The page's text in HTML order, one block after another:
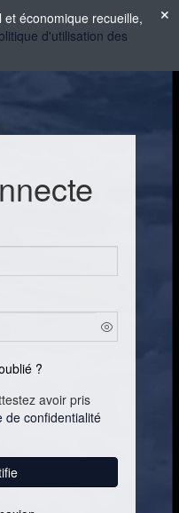
économique recueille,
d'utilisation des
?
avoir pris
de confidentialité